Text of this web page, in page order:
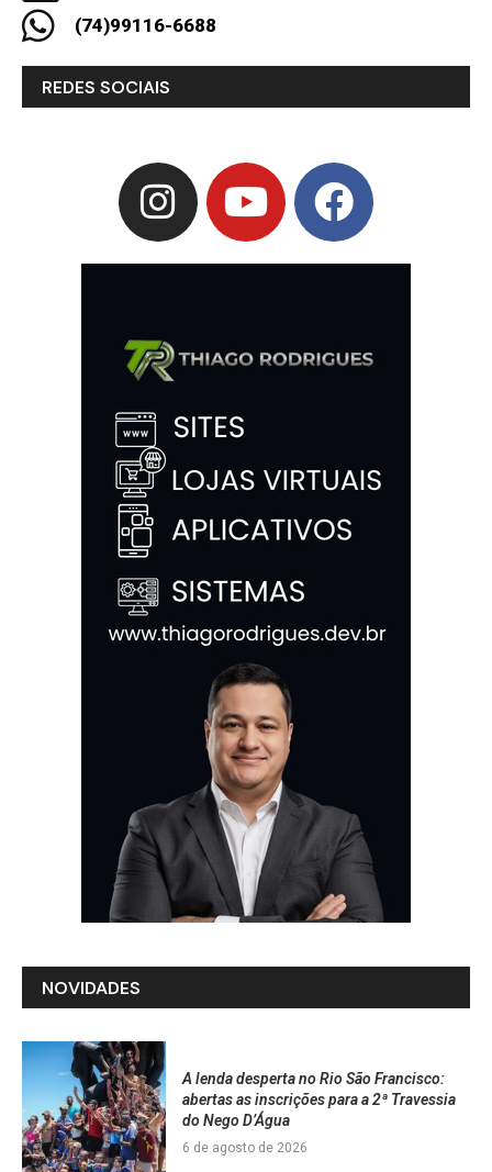
(74)99116-6688
REDES SOCIAIS
NOVIDADES
A lenda desperta no Rio São Francisco:
abertas as inscrições para a 2ª Travessia
do Nego D’Água
6 de agosto de 2026